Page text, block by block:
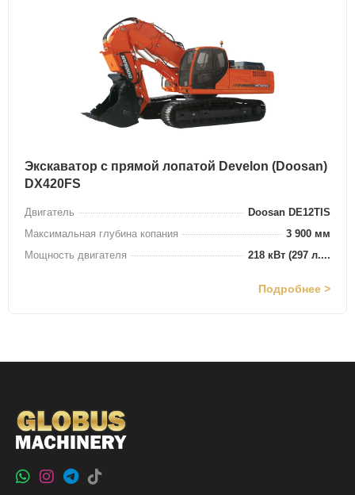
Экскаватор с прямой лопатой Develon (Doosan)
DX420FS
Двигатель
Doosan DE12TIS
Максимальная глубина копания
3 900 мм
Мощность двигателя
218 кВт (297 л....
Подробнее >